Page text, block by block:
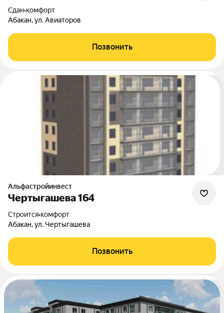
Сдан•комфорт
Абакан, ул. Авиаторов
Позвонить
Альфастройинвест
Чертыгашева 164
Строится•комфорт
Абакан, ул. Чертыгашева
Позвонить